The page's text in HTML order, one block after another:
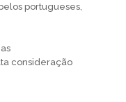
portugueses,
consideração